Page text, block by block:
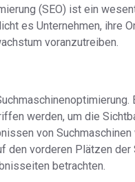
(SEO) ist ein
es Unternehmen, ihre
voranzutreiben.
werden, um die
von
den vorderen Plätzen der
betrachten.